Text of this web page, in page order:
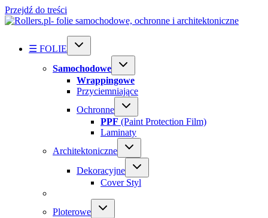
Przejdź do treści
☰ FOLIE
Samochodowe
Wrappingowe
Przyciemniające
Ochronne
PPF (Paint Protection Film)
Laminaty
Architektoniczne
Dekoracyjne
Cover Styl
Ploterowe